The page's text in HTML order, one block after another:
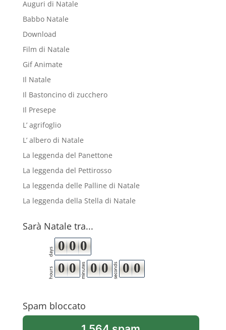
Auguri di Natale
Babbo Natale
Download
Film di Natale
Gif Animate
Il Natale
Il Bastoncino di zucchero
Il Presepe
L’ agrifoglio
L’ albero di Natale
La leggenda del Panettone
La leggenda del Pettirosso
La leggenda delle Palline di Natale
La leggenda della Stella di Natale
Sarà Natale tra...
days 0 0 0
hours 0 0 minutes 0 0 seconds 0 0
Spam bloccato